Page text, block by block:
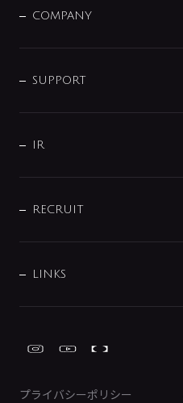
プライバシーポリシー
単水栓
分岐
配管システム
バス・空調周辺用品
トイレ周辺用品
じぶんシャワーが見つかる
COMPANY
企業理念
会社概要
事業所案内
SUPPORT
よくあるご質問
データダウンロード
みらいエコ住宅2026事業
IR
IRニュース
IRライブラリ
RECRUIT
募集要項
LINKS